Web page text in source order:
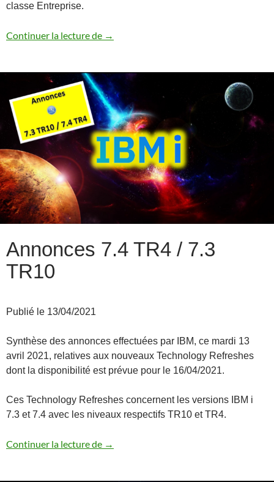
classe Entreprise.
Continuer la lecture de Annonce des serveurs Power10
→
Annonces 7.4 TR4 / 7.3
TR10
Publié le 13/04/2021
Synthèse des annonces effectuées par IBM, ce mardi 13
avril 2021, relatives aux nouveaux Technology Refreshes
dont la disponibilité est prévue pour le 16/04/2021.
Ces Technology Refreshes concernent les versions IBM i
7.3 et 7.4 avec les niveaux respectifs TR10 et TR4.
Continuer la lecture de Annonces 7.4 TR4 / 7.3 TR10
→